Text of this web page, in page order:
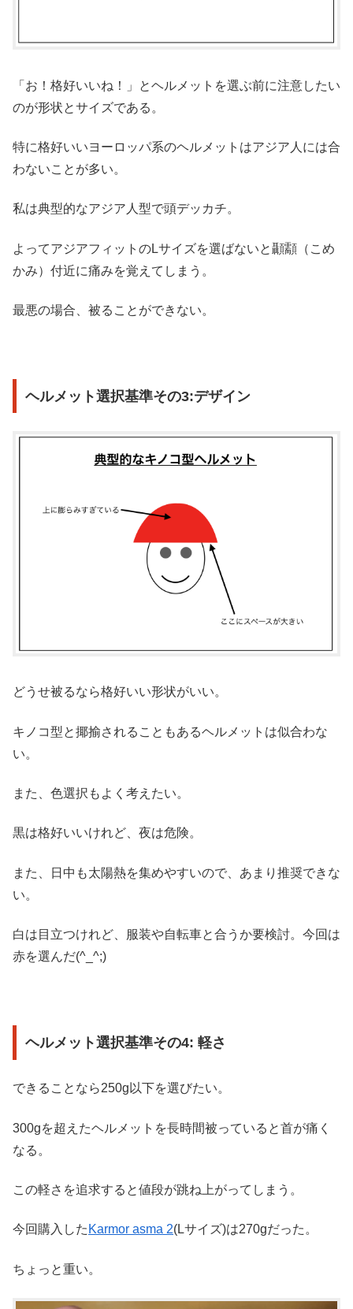
「お！格好いいね！」とヘルメットを選ぶ前に注意したい
のが形状とサイズである。
特に格好いいヨーロッパ系のヘルメットはアジア人には合
わないことが多い。
私は典型的なアジア人型で頭デッカチ。
よってアジアフィットのLサイズを選ばないと顳顬（こめ
かみ）付近に痛みを覚えてしまう。
最悪の場合、被ることができない。
ヘルメット選択基準その3:デザイン
どうせ被るなら格好いい形状がいい。
キノコ型と揶揄されることもあるヘルメットは似合わな
い。
また、色選択もよく考えたい。
黒は格好いいけれど、夜は危険。
また、日中も太陽熱を集めやすいので、あまり推奨できな
い。
白は目立つけれど、服装や自転車と合うか要検討。今回は
赤を選んだ(^_^;)
ヘルメット選択基準その4: 軽さ
できることなら250g以下を選びたい。
300gを超えたヘルメットを長時間被っていると首が痛く
なる。
この軽さを追求すると値段が跳ね上がってしまう。
今回購入した Karmor asma 2(Lサイズ)は270gだった。
ちょっと重い。